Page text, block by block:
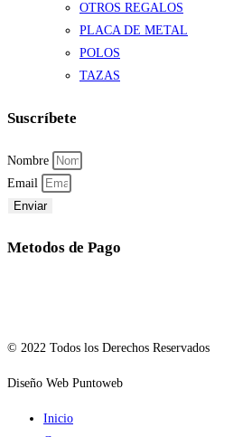
OTROS REGALOS
PLACA DE METAL
POLOS
TAZAS
Suscríbete
Nombre
Email
Enviar
Metodos de Pago
© 2022 Todos los Derechos Reservados
Diseño Web Puntoweb
Inicio